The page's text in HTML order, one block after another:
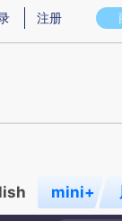
实意图存在偏差。
注册
mini+